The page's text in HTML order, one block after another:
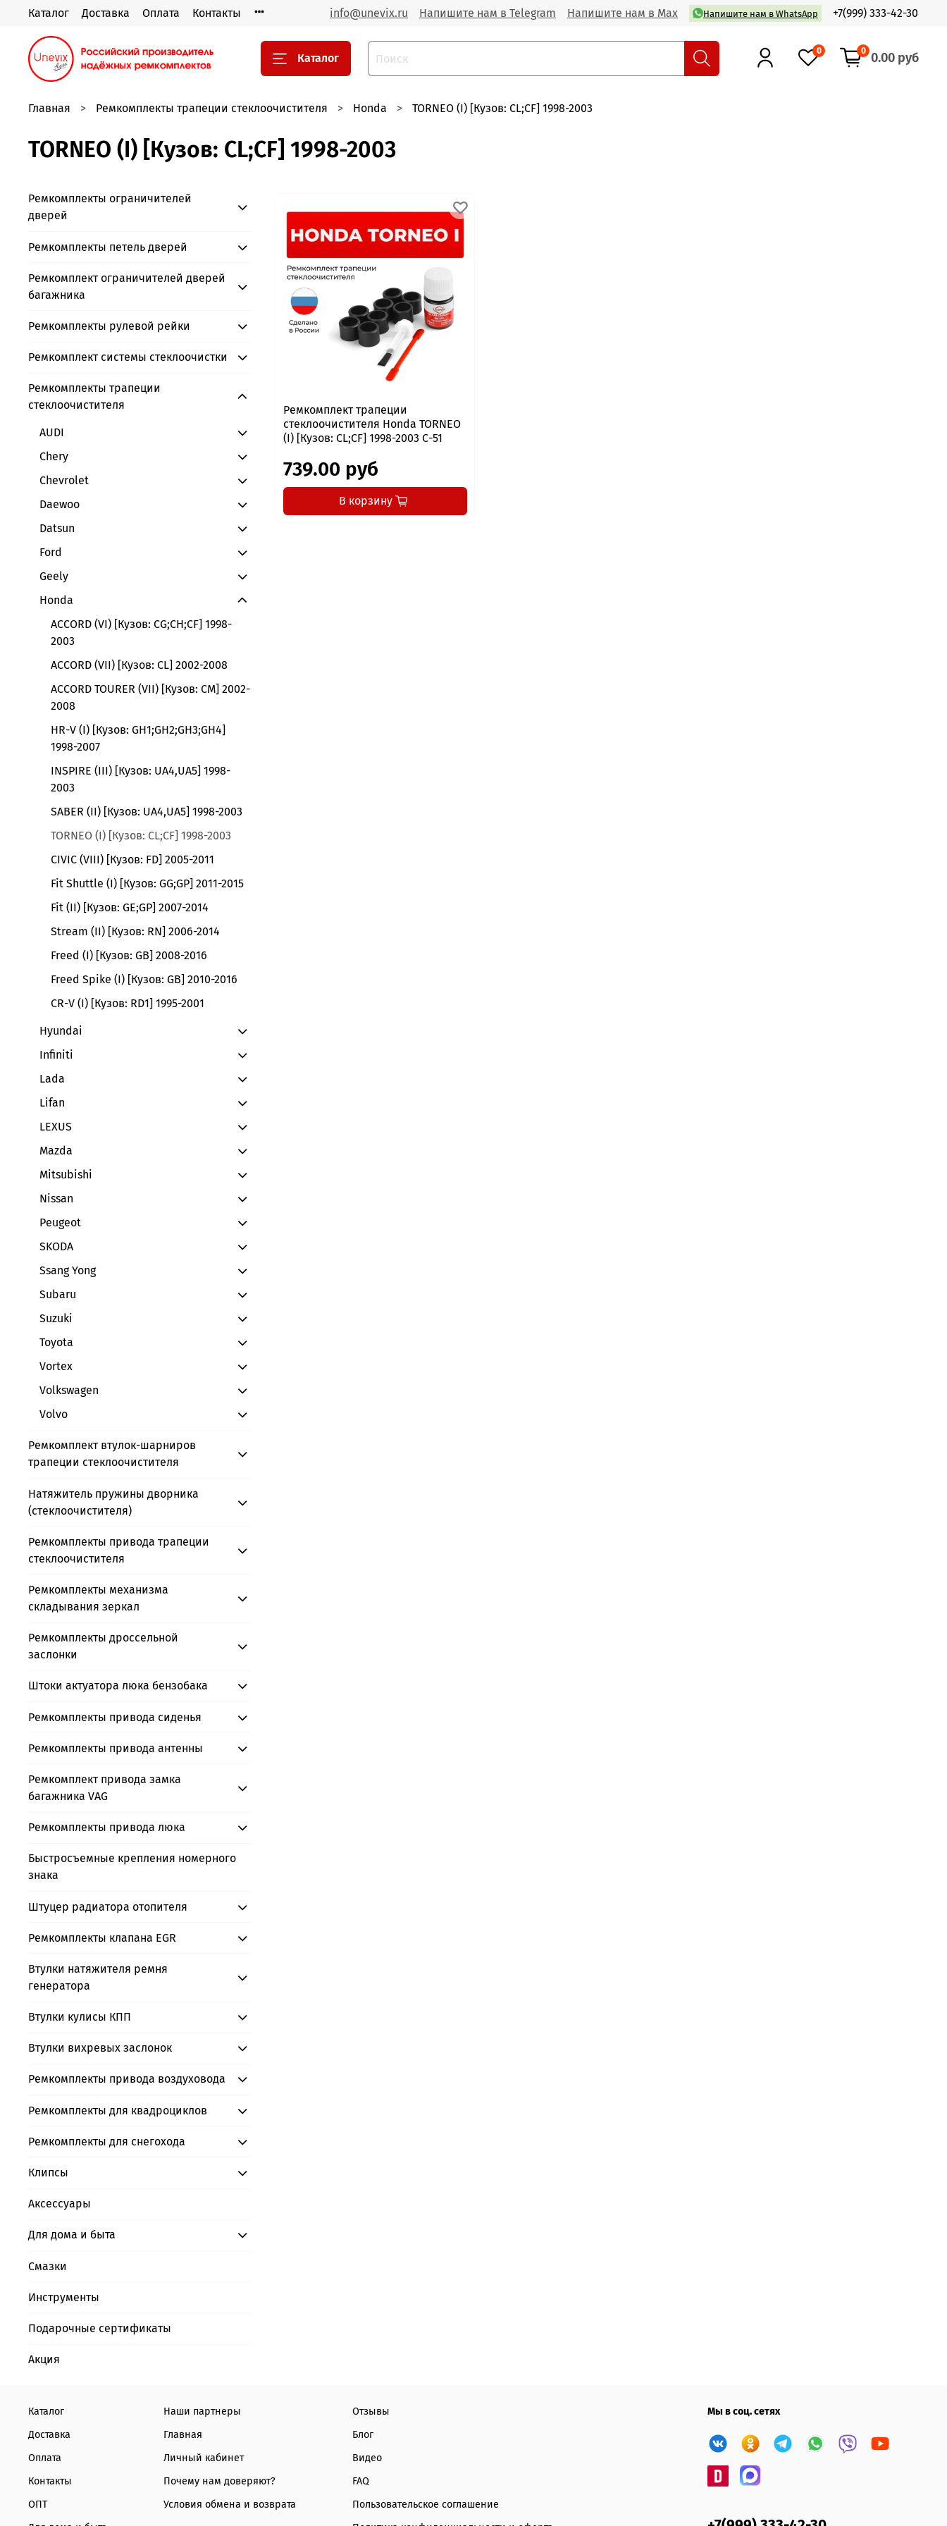
Каталог Доставка Оплата Контакты info@unevix.ru Напишите нам в Telegram Напишите нам в Max Напишите нам в WhatsApp +7(999) 333-42-30
Каталог
0 0 0.00 руб
Главная Ремкомплекты трапеции стеклоочистителя Honda TORNEO (I) [Кузов: CL;CF] 1998-2003
TORNEO (I) [Кузов: CL;CF] 1998-2003
Ремкомплект трапеции
стеклоочистителя Honda TORNEO
(I) [Кузов: CL;CF] 1998-2003 С-51
739.00 руб
В корзину
Ремкомплекты ограничителей
дверей
Ремкомплекты петель дверей
Ремкомплект ограничителей дверей
багажника
Ремкомплекты рулевой рейки
Ремкомплект системы стеклоочистки
Ремкомплекты трапеции
стеклоочистителя
AUDI
Chery
Chevrolet
Daewoo
Datsun
Ford
Geely
Honda
ACCORD (VI) [Кузов: CG;CH;CF] 1998-
2003
ACCORD (VII) [Кузов: CL] 2002-2008
ACCORD TOURER (VII) [Кузов: CM] 2002-
2008
HR-V (I) [Кузов: GH1;GH2;GH3;GH4]
1998-2007
INSPIRE (III) [Кузов: UA4,UA5] 1998-
2003
SABER (II) [Кузов: UA4,UA5] 1998-2003
TORNEO (I) [Кузов: CL;CF] 1998-2003
CIVIC (VIII) [Кузов: FD] 2005-2011
Fit Shuttle (I) [Кузов: GG;GP] 2011-2015
Fit (II) [Кузов: GE;GP] 2007-2014
Stream (II) [Кузов: RN] 2006-2014
Freed (I) [Кузов: GB] 2008-2016
Freed Spike (I) [Кузов: GB] 2010-2016
CR-V (I) [Кузов: RD1] 1995-2001
Hyundai
Infiniti
Lada
Lifan
LEXUS
Mazda
Mitsubishi
Nissan
Peugeot
SKODA
Ssang Yong
Subaru
Suzuki
Toyota
Vortex
Volkswagen
Volvo
Ремкомплект втулок-шарниров
трапеции стеклоочистителя
Натяжитель пружины дворника
(стеклоочистителя)
Ремкомплекты привода трапеции
стеклоочистителя
Ремкомплекты механизма
складывания зеркал
Ремкомплекты дроссельной
заслонки
Штоки актуатора люка бензобака
Ремкомплекты привода сиденья
Ремкомплекты привода антенны
Ремкомплект привода замка
багажника VAG
Ремкомплекты привода люка
Быстросъемные крепления номерного
знака
Штуцер радиатора отопителя
Ремкомплекты клапана EGR
Втулки натяжителя ремня
генератора
Втулки кулисы КПП
Втулки вихревых заслонок
Ремкомплекты привода воздуховода
Ремкомплекты для квадроциклов
Ремкомплекты для снегохода
Клипсы
Аксессуары
Для дома и быта
Смазки
Инструменты
Подарочные сертификаты
Акция
Каталог
Доставка
Оплата
Контакты
ОПТ
Наши партнеры
Главная
Личный кабинет
Почему нам доверяют?
Условия обмена и возврата
Отзывы
Блог
Видео
FAQ
Пользовательское соглашение
Мы в соц. сетях